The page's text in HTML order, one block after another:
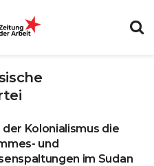
der Kolonialismus die
und
im Sudan